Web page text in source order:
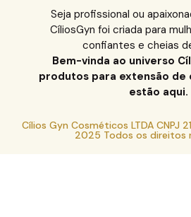
Seja profissional ou
CíliosGyn foi criada para
confiantes e cheias
Bem-vinda ao universo
produtos para extensão de
estão aqui.
Cílios Gyn Cosméticos LTDA
2025 Todos os direitos